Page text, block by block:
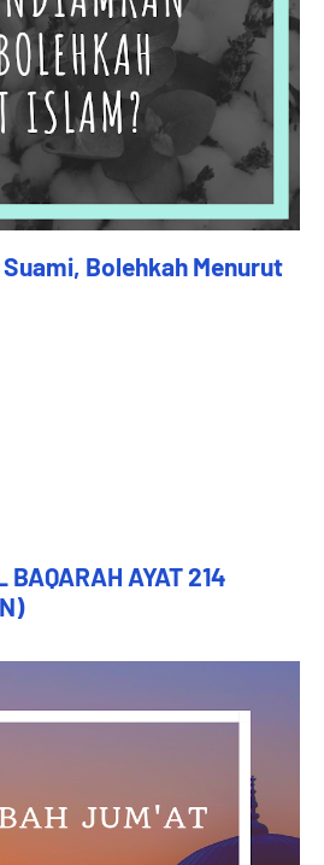
Bolehkah Menurut
AYAT 214